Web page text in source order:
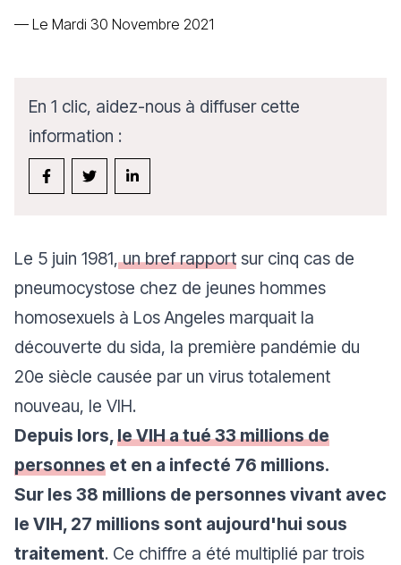
— Le Mardi 30 Novembre 2021
En 1 clic, aidez-nous à diffuser cette
information :
Le 5 juin 1981,un bref rapport sur cinq cas de
pneumocystose chez de jeunes hommes
homosexuels à Los Angeles marquait la
découverte du sida, la première pandémie du
20e siècle causée par un virus totalement
nouveau, le VIH.
Depuis lors,le VIH a tué 33 millions de
personnes et en a infecté 76 millions.
Sur les 38 millions de personnes vivant avec
le VIH, 27 millions sont aujourd'hui sous
traitement. Ce chiffre a été multiplié par trois